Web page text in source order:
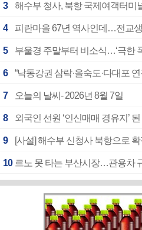
3 해수부 청사, 북항 국제여객터미
4 피란마을 67년 역사인데…전교
5 부울경 주말부터 비소식…‘극한
6 “낙동강권 삼락·을숙도·다대포
7 오늘의 날씨- 2026년 8월 7일
8 외국인 선원 ‘인신매매 경유지’
9 [사설] 해수부 신청사 북항으로
10 르노 못 타는 부산시장…관용차